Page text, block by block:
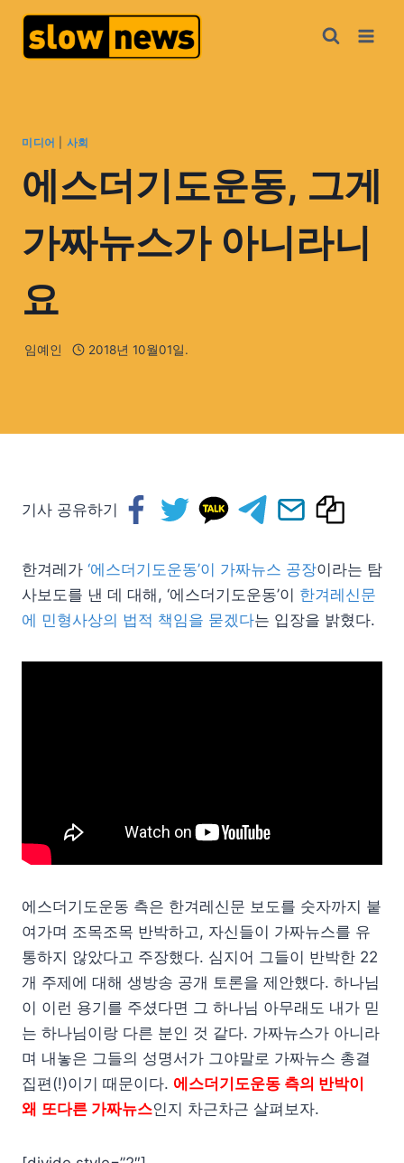
미디어 사회
에스더기도운동, 그게
가짜뉴스가 아니라니
요
임예인 2018년 10월01일.
기사 공유하기
한겨레가 ‘에스더기도운동’이 가짜뉴스 공장이라는 탐
사보도를 낸 데 대해, ‘에스더기도운동’이 한겨레신문
에 민형사상의 법적 책임을 묻겠다는 입장을 밝혔다.
에스더기도운동 측은 한겨레신문 보도를 숫자까지 붙
여가며 조목조목 반박하고, 자신들이 가짜뉴스를 유
통하지 않았다고 주장했다. 심지어 그들이 반박한 22
개 주제에 대해 생방송 공개 토론을 제안했다. 하나님
이 이런 용기를 주셨다면 그 하나님 아무래도 내가 믿
는 하나님이랑 다른 분인 것 같다. 가짜뉴스가 아니라
며 내놓은 그들의 성명서가 그야말로 가짜뉴스 총결
집편(!)이기 때문이다. 에스더기도운동 측의 반박이
왜 또다른 가짜뉴스인지 차근차근 살펴보자.